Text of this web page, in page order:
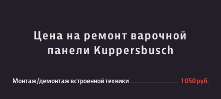
Цена на ремонт варочной
панели Kuppersbusch
Монтаж/демонтаж встроенной техники 1 050 руб.